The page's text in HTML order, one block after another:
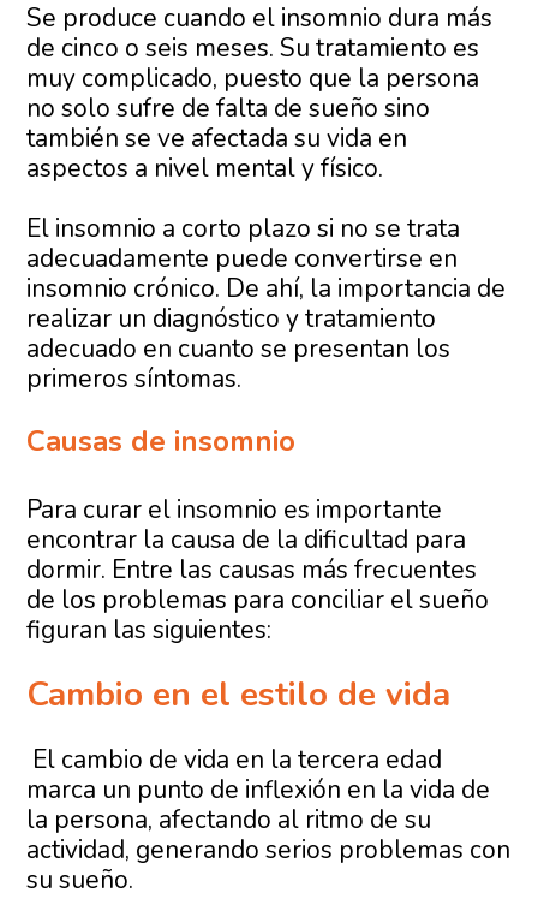
Se produce cuando el insomnio dura más
de cinco o seis meses. Su tratamiento es
muy complicado, puesto que la persona
no solo sufre de falta de sueño sino
también se ve afectada su vida en
aspectos a nivel mental y físico.
El insomnio a corto plazo si no se trata
adecuadamente puede convertirse en
insomnio crónico. De ahí, la importancia de
realizar un diagnóstico y tratamiento
adecuado en cuanto se presentan los
primeros síntomas.
Causas de insomnio
Para curar el insomnio es importante
encontrar la causa de la dificultad para
dormir. Entre las causas más frecuentes
de los problemas para conciliar el sueño
figuran las siguientes:
Cambio en el estilo de vida
El cambio de vida en la tercera edad
marca un punto de inflexión en la vida de
la persona, afectando al ritmo de su
actividad, generando serios problemas con
su sueño.